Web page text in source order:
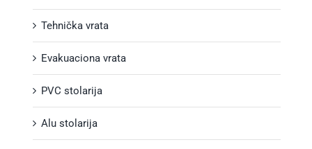
Tehnička vrata
Evakuaciona vrata
PVC stolarija
Alu stolarija